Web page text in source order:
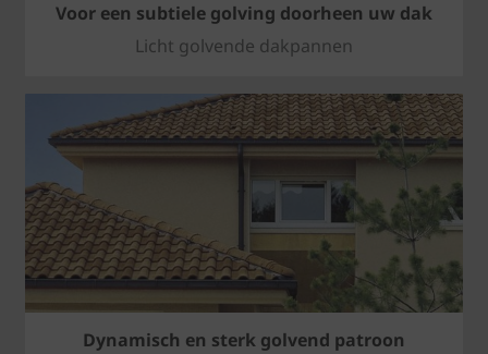
Voor een subtiele golving doorheen uw dak
Licht golvende dakpannen
Dynamisch en sterk golvend patroon